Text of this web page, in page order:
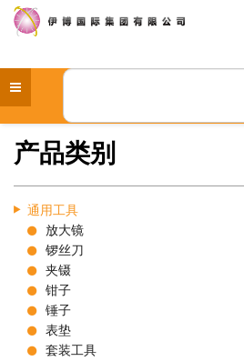
产品类别
通用工具
放大镜
锣丝刀
夹镊
钳子
锤子
表垫
套装工具